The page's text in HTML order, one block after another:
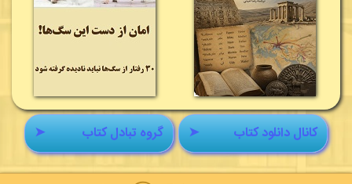
➤ گروه تبادل کتاب ➤ کانال دانلود کتاب